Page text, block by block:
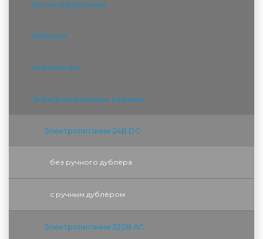
Блоки управления
Байпасы
Манометры
Электромагнитные клапаны
Электропитание 24В DC
без ручного дублёра
с ручным дублёром
Электропитание 220В AC